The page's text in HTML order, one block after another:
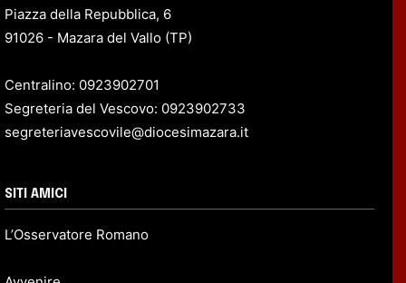
Piazza della Repubblica, 6
91026 - Mazara del Vallo (TP)
Centralino: 0923902701
Segreteria del Vescovo: 0923902733
segreteriavescovile@diocesimazara.it
SITI AMICI
L’Osservatore Romano